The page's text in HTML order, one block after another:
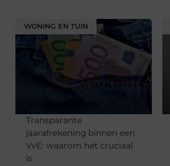
WONING EN TUIN
Transparante
jaarafrekening binnen een
VvE: waarom het cruciaal
is